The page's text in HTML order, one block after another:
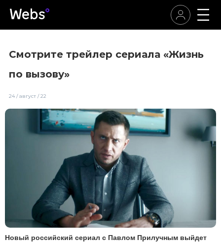
Смотрите трейлер сериала «Жизнь
по вызову»
24 / август / 22
Новый российский сериал с Павлом Прилучным выйдет